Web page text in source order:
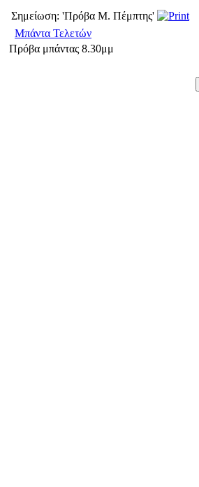
Σημείωση: 'Πρόβα Μ. Πέμπτης'
Μπάντα Τελετών
Πρόβα μπάντας 8.30μμ